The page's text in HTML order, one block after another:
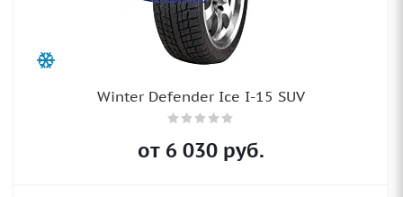
Winter Defender Ice I-15 SUV
от 6 030руб.